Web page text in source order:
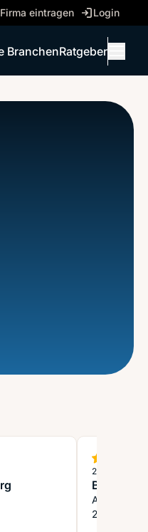
Firma eintragen Login
BranchenRatgeber
2
Beator
20097